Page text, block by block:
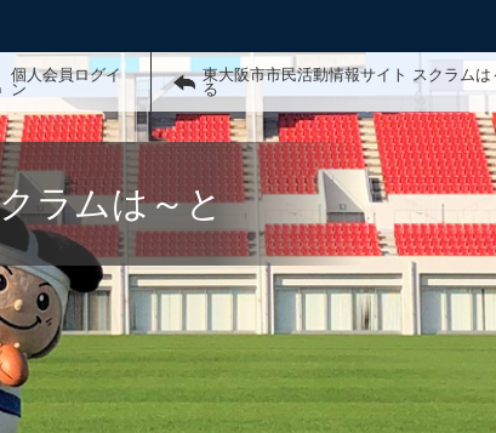
個人会員ログイ
ン
東大阪市市民活動情報サイト スクラムは
る
ラムは～と